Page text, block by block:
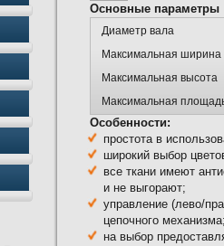
Основные параметры
Диаметр вала
Максимальная ширина
Максимальная высота
Максимальная
Особенности:
простота в
широкий выбор
все ткани имеют
и не выгорают;
управление (лево/
цепочного
на выбор